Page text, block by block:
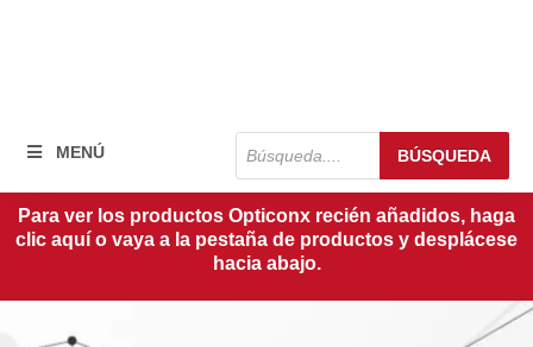
MENÚ
Búsqueda
de
productos
BÚSQUEDA
Para ver los productos Opticonx recién añadidos, haga
clic aquí o vaya a la pestaña de productos y desplácese
hacia abajo.